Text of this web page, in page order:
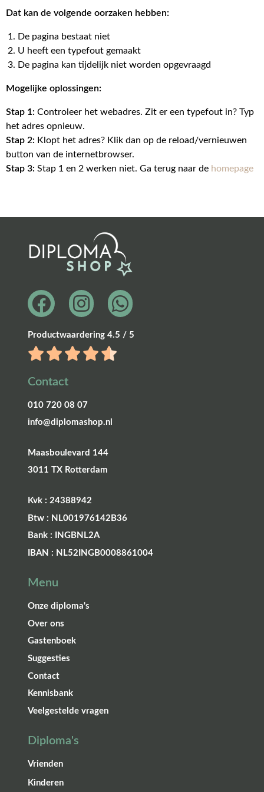
Dat kan de volgende oorzaken hebben:
De pagina bestaat niet
U heeft een typefout gemaakt
De pagina kan tijdelijk niet worden opgevraagd
Mogelijke oplossingen:
Stap 1: Controleer het webadres. Zit er een typefout in? Typ
het adres opnieuw.
Stap 2: Klopt het adres? Klik dan op de reload/vernieuwen
button van de internetbrowser.
Stap 3: Stap 1 en 2 werken niet. Ga terug naar de homepage
Productwaardering 4.5 / 5
Contact
010 720 08 07
info@diplomashop.nl
Maasboulevard 144
3011 TX Rotterdam
Kvk : 24388942
Btw : NL001976142B36
Bank : INGBNL2A
IBAN : NL52INGB0008861004
Menu
Onze diploma's
Over ons
Gastenboek
Suggesties
Contact
Kennisbank
Veelgestelde vragen
Diploma's
Vrienden
Kinderen